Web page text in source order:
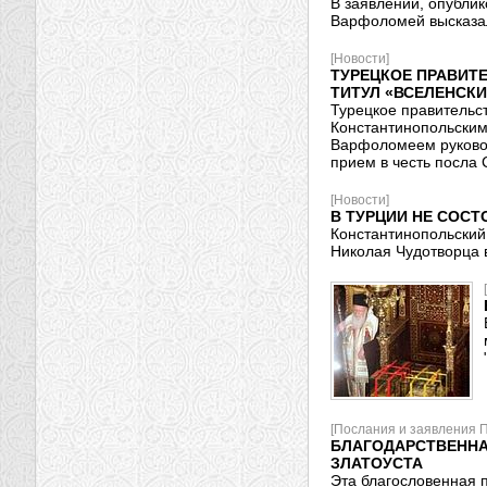
Варфоломей
[Новости]
ТУРЕЦКОЕ
ТИТУЛ
Турецкое
Варфоломеем
прием в честь
[Новости]
В ТУРЦИИ НЕ
Николая Чудотворца
[Послания и заявления
ЗЛАТОУСТА
Эта благословенная